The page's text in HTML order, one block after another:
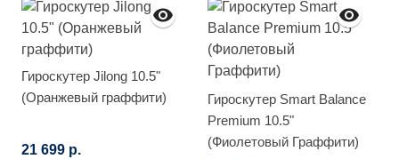
Гироскутер Jilong 10.5"
(Оранжевый граффити)
21 699 р.
Гироскутер Smart Balance
Premium 10.5"
(Фиолетовый Граффити)